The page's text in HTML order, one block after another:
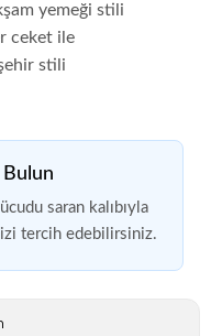
yemeği stili
ceket ile
stili
saran kalıbıyla
tercih edebilirsiniz.